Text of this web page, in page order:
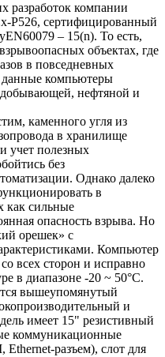
разработок компании
P526, сертифицированный
– 15(n). То есть,
объектах, где
в повседневных
данные компьютеры
нефтяной и
каменного угля из
в хранилище
учет полезных
без
Однако далеко
в
как сильные
опасность взрыва. Но
орешек» с
Компьютер
всех сторон и исправно
в диапазоне -20 ~ 50°С.
вышеупомянутый
и
имеет 15" резистивный
коммуникационные
разъем), слот для